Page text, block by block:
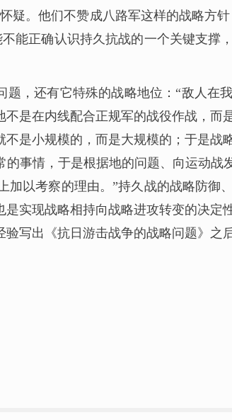
。他们不赞成八路军这样的战略方
能正确认识持久抗战的一个关键支撑
，还有它特殊的战略地位：“敌人在
是在内线配合正规军的战役作战，而
是小规模的，而是大规模的；于是战
事情，于是根据地的问题、向运动战
以考察的理由。”持久战的战略防御
实现战略相持向战略进攻转变的决定
写出《抗日游击战争的战略问题》之